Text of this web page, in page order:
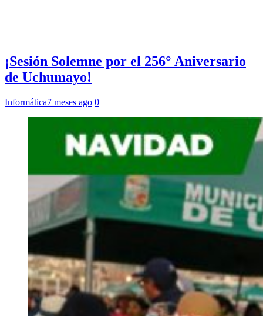
¡Sesión Solemne por el 256° Aniversario
de Uchumayo!
Informática7 meses ago 0